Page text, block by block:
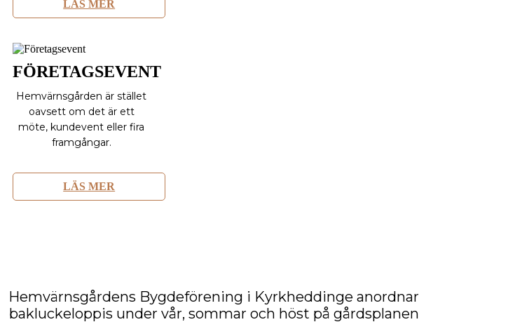
LÄS MER
FÖRETAGSEVENT
Hemvärnsgården är stället
oavsett om det är ett
möte, kundevent eller fira
framgångar.
LÄS MER
Hemvärnsgårdens Bygdeförening i Kyrkheddinge anordnar
bakluckeloppis under vår, sommar och höst på gårdsplanen